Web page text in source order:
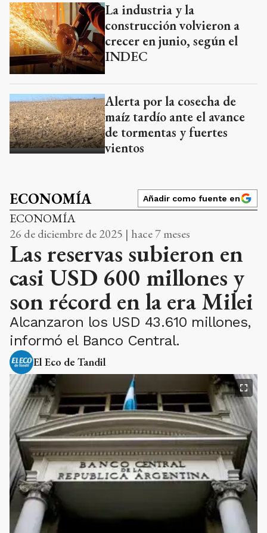
La industria y la
construcción volvieron a
crecer en junio, según el
INDEC
Alerta por la cosecha de
maíz tardío ante el avance
de tormentas y fuertes
vientos
ECONOMÍA Añadir como fuente en
ECONOMÍA
26 de diciembre de 2025 | hace 7 meses
Las reservas subieron en
casi USD 600 millones y
son récord en la era Milei
Alcanzaron los USD 43.610 millones,
informó el Banco Central.
El Eco de Tandil